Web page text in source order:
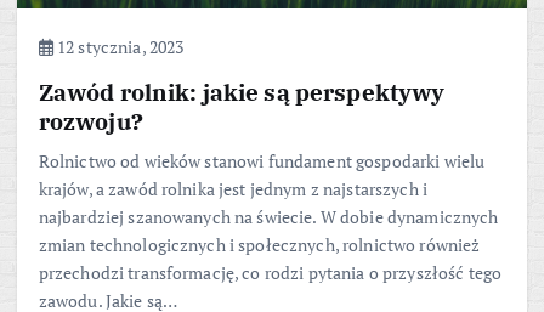
12 stycznia, 2023
Zawód rolnik: jakie są perspektywy
rozwoju?
Rolnictwo od wieków stanowi fundament gospodarki wielu
krajów, a zawód rolnika jest jednym z najstarszych i
najbardziej szanowanych na świecie. W dobie dynamicznych
zmian technologicznych i społecznych, rolnictwo również
przechodzi transformację, co rodzi pytania o przyszłość tego
zawodu. Jakie są…